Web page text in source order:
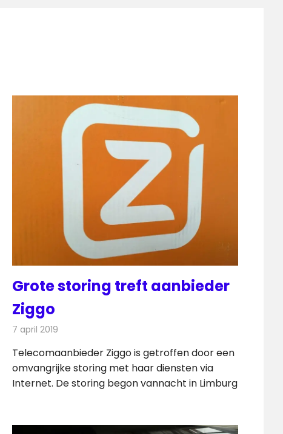
Grote storing treft aanbieder
Ziggo
7 april 2019
Telecomaanbieder Ziggo is getroffen door een
omvangrijke storing met haar diensten via
Internet. De storing begon vannacht in Limburg